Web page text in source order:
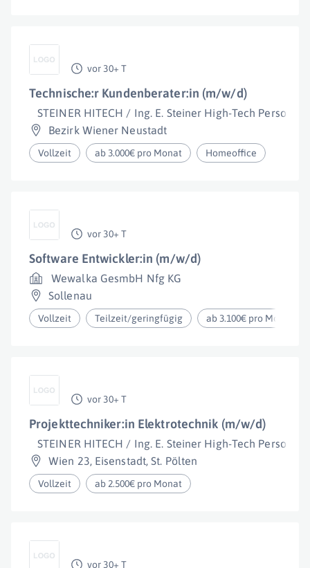
vor 30+ T
Technische:r Kundenberater:in (m/w/d)
STEINER HITECH / Ing. E. Steiner High-Tech
Bezirk Wiener Neustadt
Vollzeit ab 3.000€ pro Monat Homeoffice
vor 30+ T
Software Entwickler:in (m/w/d)
Wewalka GesmbH Nfg KG
Sollenau
Vollzeit Teilzeit/geringfügig ab 3.100€ pro Monat
vor 30+ T
Projekttechniker:in Elektrotechnik (m/w/d)
STEINER HITECH / Ing. E. Steiner High-Tech
Wien 23, Eisenstadt,St. Pölten
Vollzeit ab 2.500€ pro Monat
vor 30+ T